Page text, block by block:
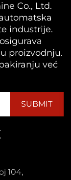
Co., Ltd.
industrije.
proizvodnju.
već
104,